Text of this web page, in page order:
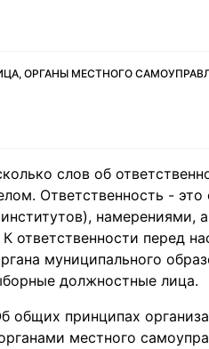
ОРГАНЫ МЕСТНОГО
слов об
Ответственность - это
намерениями,
перед
муниципального
должностные лица.
общих принципах
местного